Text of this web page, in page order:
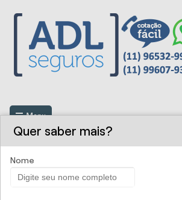
Menu
Quer saber mais?
Nome